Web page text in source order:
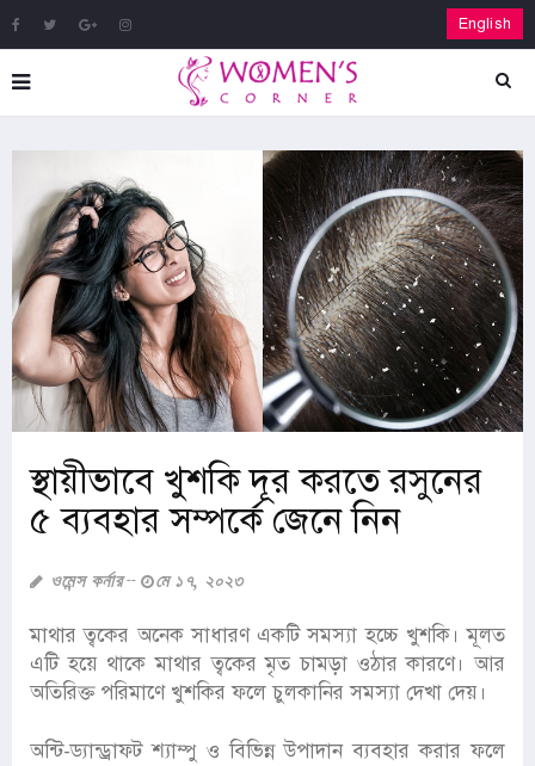
English
স্থায়ীভাবে খুশকি দূর করতে রসুনের
৫ ব্যবহার সম্পর্কে জেনে নিন
ওমেন্স কর্নার মে ১৭, ২০২৩
মাথার ত্বকের অনেক সাধারণ একটি সমস্যা হচ্চে খুশকি। মূলত
এটি হয়ে থাকে মাথার ত্বকের মৃত চামড়া ওঠার কারণে। আর
অতিরিক্ত পরিমাণে খুশকির ফলে চুলকানির সমস্যা দেখা দেয়।
অন্টি-ড্যান্ড্রাফট শ্যাম্পু ও বিভিন্ন উপাদান ব্যবহার করার ফলে